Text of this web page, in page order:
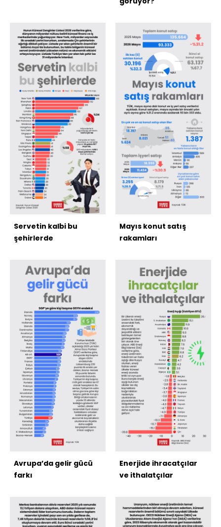
Servetin kalbi bu
şehirlerde
Mayıs konut satış
rakamları
Avrupa’da gelir gücü
farkı
Enerjide ihracatçılar
ve ithalatçılar